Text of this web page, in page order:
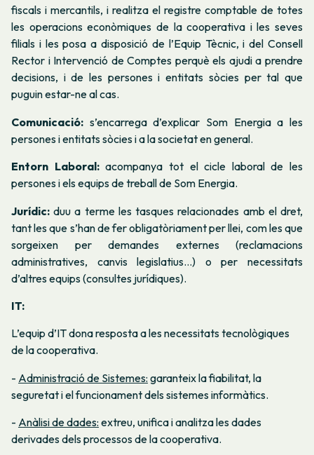
fiscals i mercantils, i realitza el registre comptable de totes
les operacions econòmiques de la cooperativa i les seves
filials i les posa a disposició de l’Equip Tècnic, i del Consell
Rector i Intervenció de Comptes perquè els ajudi a prendre
decisions, i de les persones i entitats sòcies per tal que
puguin estar-ne al cas.
Comunicació: s’encarrega d’explicar Som Energia a les
persones i entitats sòcies i a la societat en general.
Entorn Laboral:acompanya tot el cicle laboral de les
persones i els equips de treball de Som Energia.
Jurídic: duu a terme les tasques relacionades amb el dret,
tant les que s’han de fer obligatòriament per llei, com les que
sorgeixen per demandes externes (reclamacions
administratives, canvis legislatius…) o per necessitats
d’altres equips (consultes jurídiques).
IT:
L’equip d’IT dona resposta a les necessitats tecnològiques
de la cooperativa.
- Administració de Sistemes: garanteix la fiabilitat, la
seguretat i el funcionament dels sistemes informàtics.
- Anàlisi de dades: extreu, unifica i analitza les dades
derivades dels processos de la cooperativa.